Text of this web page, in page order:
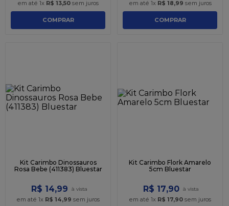
em até 1x R$ 13,50 sem juros
COMPRAR
em até 1x R$ 18,99 sem juros
COMPRAR
Kit Carimbo Dinossauros
Rosa Bebe (411383) Bluestar
R$ 14,99
em até 1x R$ 14,99 sem juros
Kit Carimbo Flork Amarelo
5cm Bluestar
R$ 17,90
em até 1x R$ 17,90 sem juros